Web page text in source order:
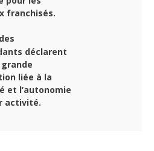
franchisés.
des
déclarent
liée à la
et l’autonomie
activité.